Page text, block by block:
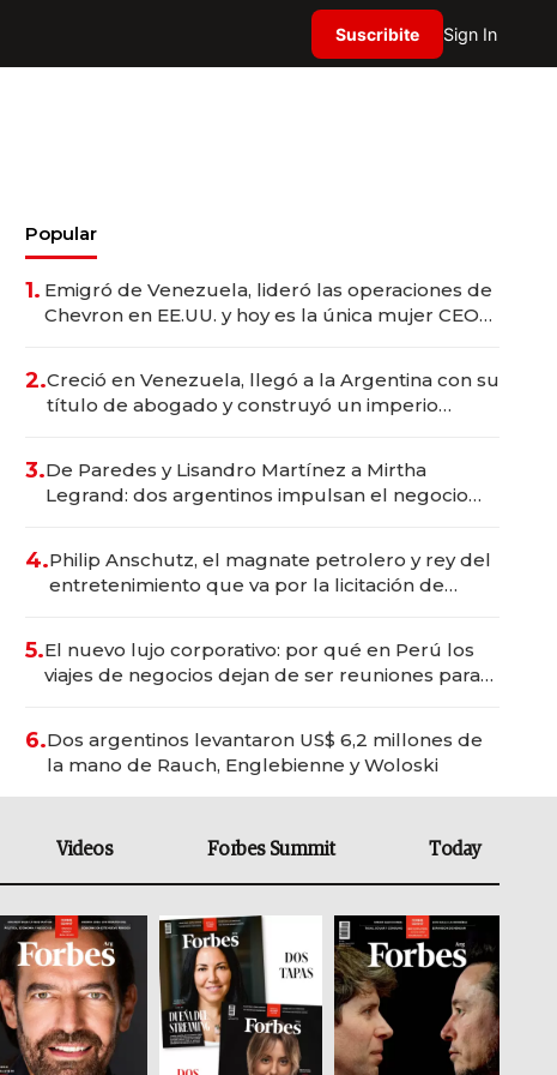
Suscribite Sign In
Popular
1. Emigró de Venezuela, lideró las operaciones de
Chevron en EE.UU. y hoy es la única mujer CEO
2.Creció en Venezuela, llegó a la Argentina con su
título de abogado y construyó un imperio
3.De Paredes y Lisandro Martínez a Mirtha
Legrand: dos argentinos impulsan el negocio
4.Philip Anschutz, el magnate petrolero y rey del
entretenimiento que va por la licitación de
5.El nuevo lujo corporativo: por qué en Perú los
viajes de negocios dejan de ser reuniones para
6.Dos argentinos levantaron US$ 6,2 millones de
la mano de Rauch, Englebienne y Woloski
Videos Forbes Summit Today